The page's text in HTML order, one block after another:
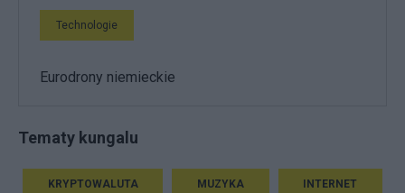
Technologie
Eurodrony niemieckie
Tematy kungalu
KRYPTOWALUTA MUZYKA INTERNET